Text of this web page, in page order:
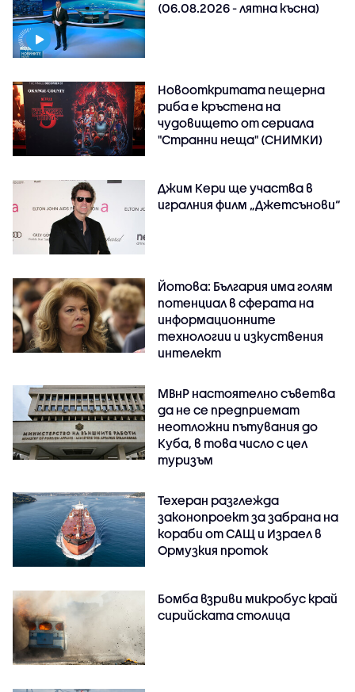
(06.08.2026 - лятна късна)
Новооткритата пещерна
риба е кръстена на
чудовището от сериала
"Странни неща" (СНИМКИ)
Джим Кери ще участва в
игралния филм „Джетсънови“
Йотова: България има голям
потенциал в сферата на
информационните
технологии и изкуствения
интелект
МВнР настоятелно съветва
да не се предприемат
неотложни пътувания до
Куба, в това число с цел
туризъм
Техеран разглежда
законопроект за забрана на
кораби от САЩ и Израел в
Ормузкия проток
Бомба взриви микробус край
сирийската столица